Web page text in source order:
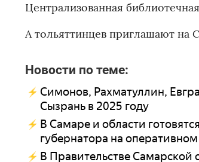
Централизованная
А тольяттинцев приглашают на
Новости по теме:
Симонов, Рахматуллин,
Сызрань в 2025 году
В Самаре и области
губернатора на
В Правительстве Самарской